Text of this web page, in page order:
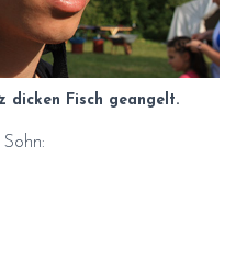
dicken Fisch geangelt.